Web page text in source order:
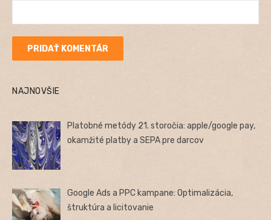
NAJNOVŠIE
Platobné metódy 21. storočia: apple/google pay,
okamžité platby a SEPA pre darcov
Google Ads a PPC kampane: Optimalizácia,
štruktúra a licitovanie